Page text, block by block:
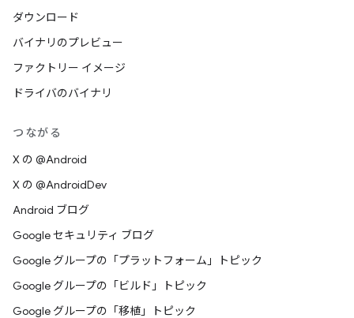
ダウンロード
バイナリのプレビュー
ファクトリー イメージ
ドライバのバイナリ
つながる
X の @Android
X の @AndroidDev
Android ブログ
Google セキュリティ ブログ
Google グループの「プラットフォーム」トピック
Google グループの「ビルド」トピック
Google グループの「移植」トピック